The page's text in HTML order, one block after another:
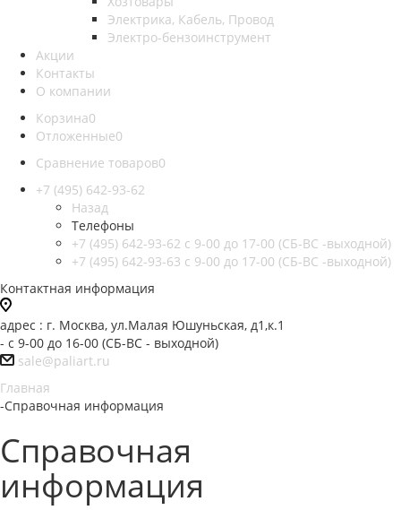
Электрика, Кабель, Провод
Электро-бензоинструмент
Акции
Контакты
О компании
Корзина0
Отложенные0
Сравнение товаров0
+7 (495) 642-93-62
Назад
Телефоны
+7 (495) 642-93-62 c 9-00 до 17-00 (СБ-ВС -выходной)
+7 (495) 642-93-63 c 9-00 до 17-00 (СБ-ВС -выходной)
Контактная информация
адрес : г. Москва, ул.Малая Юшуньская, д1,к.1
- c 9-00 до 16-00 (СБ-ВС - выходной)
sale@paliart.ru
Главная
-Справочная информация
Справочная
информация